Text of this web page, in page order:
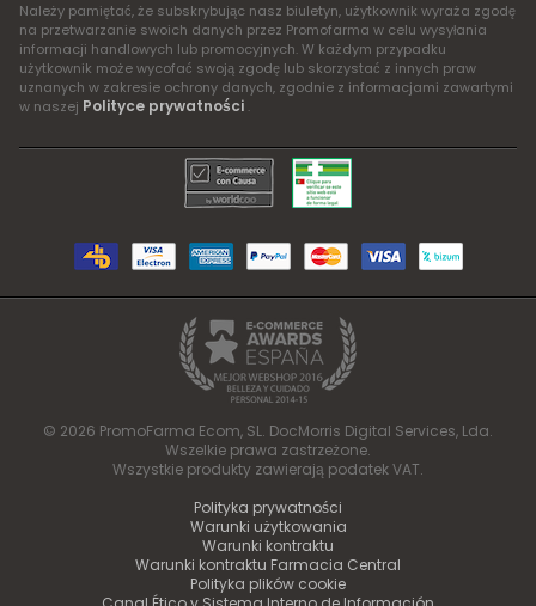
Należy pamiętać, że subskrybując nasz biuletyn, użytkownik wyraża zgodę
na przetwarzanie swoich danych przez Promofarma w celu wysyłania
informacji handlowych lub promocyjnych. W każdym przypadku
użytkownik może wycofać swoją zgodę lub skorzystać z innych praw
uznanych w zakresie ochrony danych, zgodnie z informacjami zawartymi
w naszej Polityce prywatności .
© 2026 PromoFarma Ecom, SL. DocMorris Digital Services, Lda.
Wszelkie prawa zastrzeżone.
Wszystkie produkty zawierają podatek VAT.
Polityka prywatności
Warunki użytkowania
Warunki kontraktu
Warunki kontraktu Farmacia Central
Polityka plików cookie